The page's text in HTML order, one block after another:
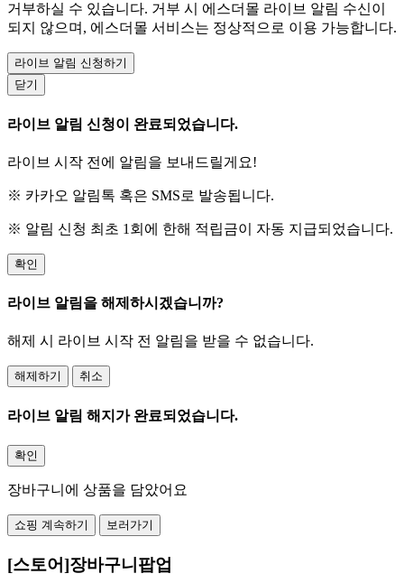
거부하실 수 있습니다. 거부 시 에스더몰 라이브 알림 수신이
되지 않으며, 에스더몰 서비스는 정상적으로 이용 가능합니다.
라이브 알림 신청하기
닫기
라이브 알림 신청이 완료되었습니다.
라이브 시작 전에 알림을 보내드릴게요!
※ 카카오 알림톡 혹은 SMS로 발송됩니다.
※ 알림 신청 최초 1회에 한해 적립금이 자동 지급되었습니다.
확인
라이브 알림을 해제하시겠습니까?
해제 시 라이브 시작 전 알림을 받을 수 없습니다.
해제하기 취소
라이브 알림 해지가 완료되었습니다.
확인
장바구니에 상품을 담았어요
쇼핑 계속하기 보러가기
[스토어]장바구니팝업